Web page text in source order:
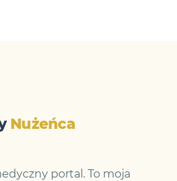
Nużeńca
portal. To moja